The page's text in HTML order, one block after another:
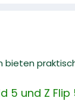
bieten
5 und Z